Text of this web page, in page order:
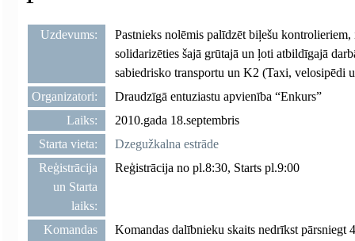
Uzdevums:
Pastnieks nolēmis palīdzēt biļešu
solidarizēties šajā grūtajā un ļoti atbildīgajā
sabiedrisko transportu un K2 (Taxi, velosipēdi
Organizatori:
Draudzīgā entuziastu apvienība “Enkurs”
Laiks:
2010.gada 18.septembris
Starta vieta:
Dzegužkalna estrāde
Reģistrācija
un Starta
laiks:
Reģistrācija no pl.8:30, Starts pl.9:00
Komandas
Komandas dalībnieku skaits nedrīkst